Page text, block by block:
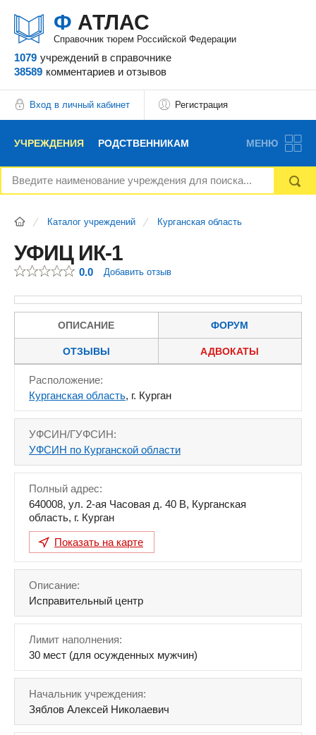
Ф АТЛАС
Справочник тюрем Российской Федерации
1079 учреждений в справочнике
38589 комментариев и отзывов
Вход в личный кабинет Регистрация
УЧРЕЖДЕНИЯ РОДСТВЕННИКАМ
НОВОСТИ БЛОГ АДВОКАТЫ
РЕКЛАМОДАТЕЛЯМ
МЕНЮ
Каталог учреждений Курганская область
УФИЦ ИК-1
0.0 Добавить отзыв
ОПИСАНИЕ ФОРУМ
ОТЗЫВЫ АДВОКАТЫ
Расположение:
Курганская область, г. Курган
УФСИН/ГУФСИН:
УФСИН по Курганской области
Полный адрес:
640008, ул. 2-ая Часовая д. 40 В, Курганская
область, г. Курган
Показать на карте
Описание:
Исправительный центр
Лимит наполнения:
30 мест (для осужденных мужчин)
Начальник учреждения:
Зяблов Алексей Николаевич